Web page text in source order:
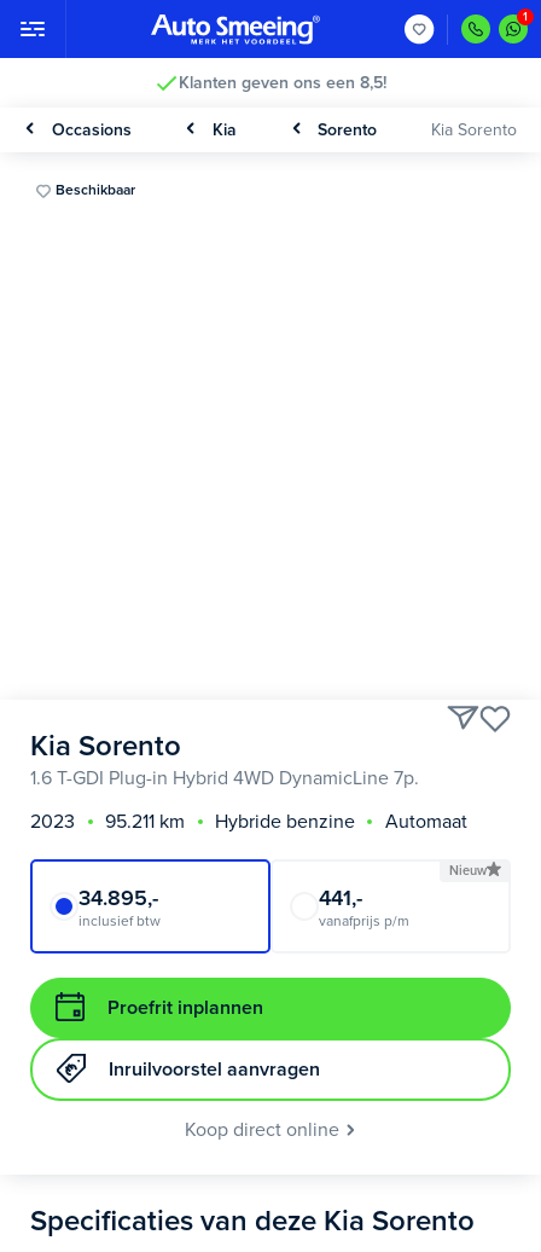
Klanten geven ons een 8,5!
Occasions Kia Sorento Kia Sorento
Beschikbaar
Kia Sorento
1.6 T-GDI Plug-in Hybrid 4WD DynamicLine 7p.
2023
95.211 km Hybride benzine Automaat
34.895,-
inclusief btw
Nieuw
441,-
vanafprijs p/m
Proefrit inplannen
Inruilvoorstel aanvragen
Koop direct online
Specificaties van deze Kia Sorento